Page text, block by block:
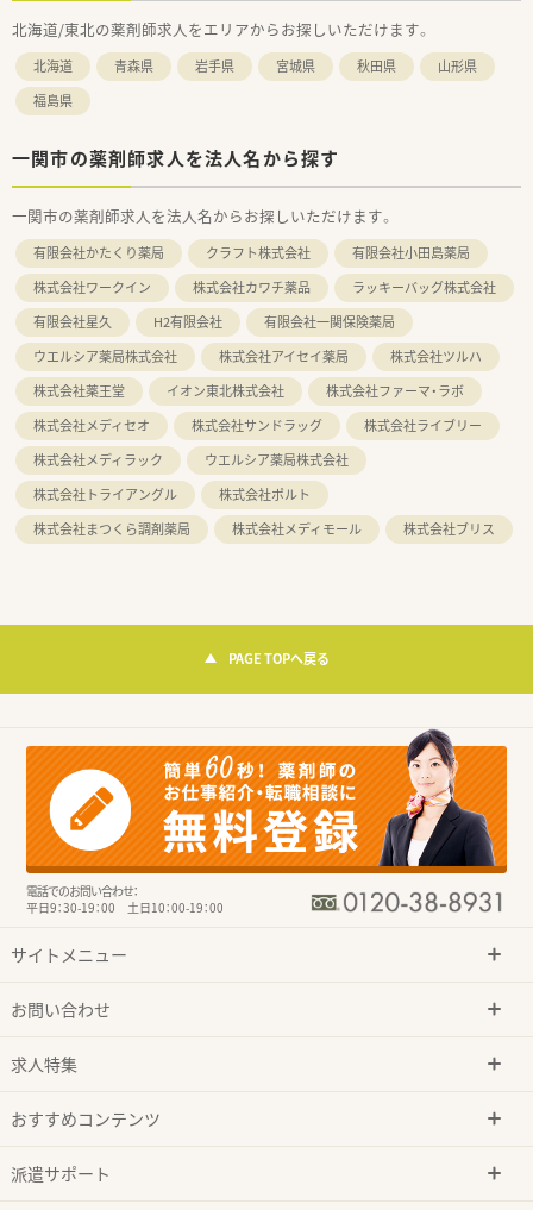
北海道/東北の薬剤師求人をエリアからお探しいただけます。
北海道 青森県 岩手県 宮城県 秋田県
山形県
福島県
一関市の薬剤師求人を法人名から探す
一関市の薬剤師求人を法人名からお探しいただけます。
有限会社かたくり薬局 クラフト株式会社
有限会社小田島薬局
株式会社ワークイン
株式会社カワチ薬品
ラッキーバッグ株式会社
有限会社星久
H2有限会社
有限会社一関保険薬局
ウエルシア薬局株式会社
株式会社アイセイ薬局
株式会社ツルハ
株式会社薬王堂
イオン東北株式会社
株式会社ファーマ・ラボ
株式会社メディセオ
株式会社サンドラッグ
株式会社ライブリー
株式会社メディラック
ウエルシア薬局株式会社
株式会社トライアングル
株式会社ポルト
株式会社まつくら調剤薬局
株式会社メディモール 株式会社ブリス
PAGE TOPへ戻る
電話でのお問い合わせ：
平日9：30-19：00 土日10：00-19：00
サイトメニュー
お問い合わせ
求人特集
おすすめコンテンツ
派遣サポート